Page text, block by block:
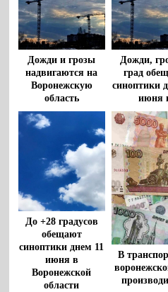
Дожди и грозы
надвигаются на
Воронежскую
область
Дожди,
град
синоптики
июня
До +28 градусов
обещают
синоптики днем 11
июня в
Воронежской
области
В